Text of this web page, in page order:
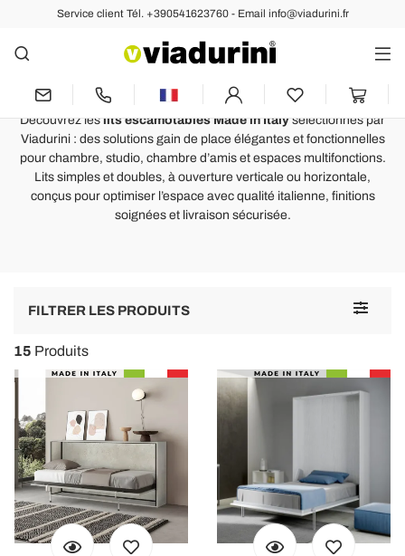
Service client Tél. +390541623760 - Email info@viadurini.fr
Lits Escamotables et Lits Gain de
Place Made in Italy
Découvrez leslits escamotables Made in Italysélectionnés par
Viadurini : des solutions gain de place élégantes et fonctionnelles
pour chambre, studio, chambre d’amis et espaces multifonctions.
Lits simples et doubles, à ouverture verticale ou horizontale,
conçus pour optimiser l’espace avec qualité italienne, finitions
soignées et livraison sécurisée.
Toggle
FILTRER LES PRODUITS
15 Produits